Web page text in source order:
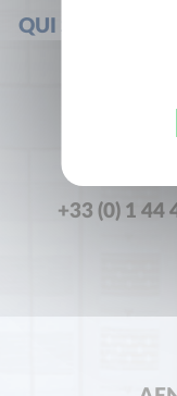
QUI SOMMES-
+33 (0) 1 44